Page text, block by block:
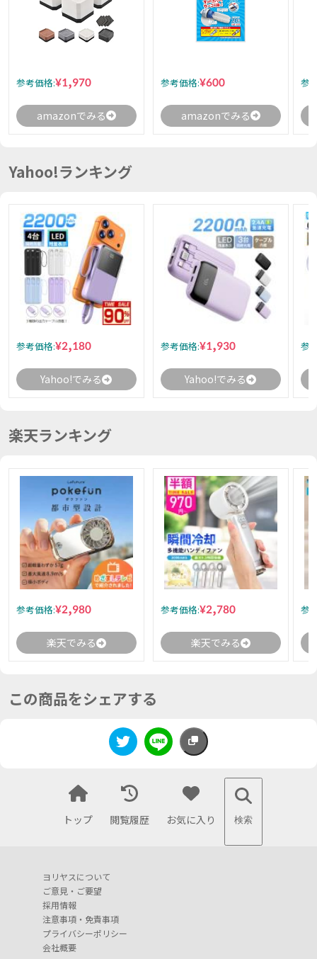
参考価格:¥1,970
amazonでみる
参考価格:¥600
amazonでみる
参
Yahoo!ランキング
参考価格:¥2,180
Yahoo!でみる
参考価格:¥1,930
Yahoo!でみる
参
楽天ランキング
参考価格:¥2,980
楽天でみる
参考価格:¥2,780
楽天でみる
参
この商品をシェアする
トップ 閲覧履歴 お気に入り 検索
ヨリヤスについて
ご意見・ご要望
採用情報
注意事項・免責事項
プライバシーポリシー
会社概要